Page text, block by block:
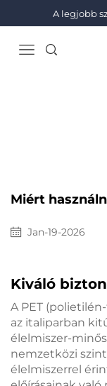
A legjobb
Miért
Jan-19-2026
Kiváló
A PET
az italiparban
élelmiszer-
nemzetközi
élelmiszerrel